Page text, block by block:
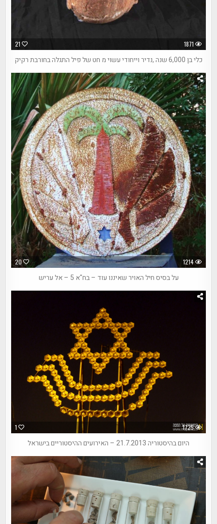
21 1871
כלי בן 6,000 שנה ,נדיר וייחודי עשוי מ חט של פיל התגלה בחורבת רקיק
20 1214
על בסיס חיל האויר שאיננו עוד – בח"א 5 – אל עריש
1 1725
היום בהיסטוריה 21.7.2013 – האירועים ההיסטוריים בישראל